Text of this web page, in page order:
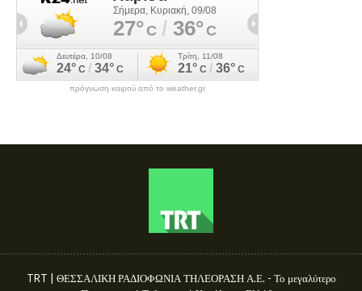
πρόγνωση καιρού από το weather.gr
TRT | ΘΕΣΣΑΛΙΚΗ ΡΑΔΙΟΦΩΝΙΑ ΤΗΛΕΟΡΑΣΗ Α.Ε. - Το μεγαλύτερο